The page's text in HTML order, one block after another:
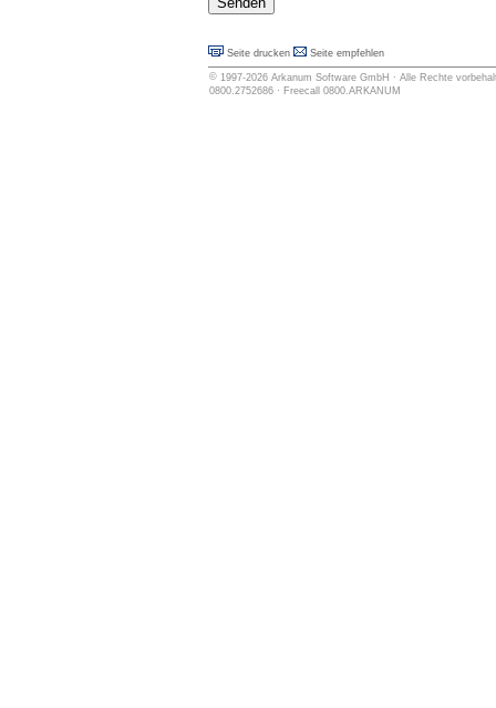
Seite drucken Seite empfehlen
© 1997-2026 Arkanum Software GmbH · Alle Rechte
0800.2752686 · Freecall 0800.ARKANUM